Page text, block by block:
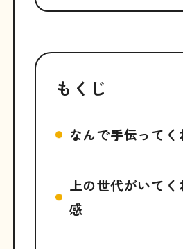
もくじ
なんで手伝ってく
上の世代がいて
感